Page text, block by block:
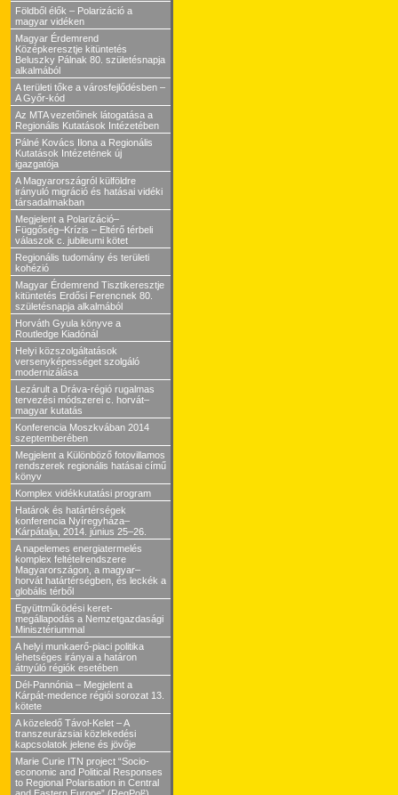
Földből élők – Polarizáció a
magyar vidéken
Magyar Érdemrend
Középkeresztje kitüntetés
Beluszky Pálnak 80. születésnapja
alkalmából
A területi tőke a városfejlődésben –
A Győr-kód
Az MTA vezetőinek látogatása a
Regionális Kutatások Intézetében
Pálné Kovács Ilona a Regionális
Kutatások Intézetének új
igazgatója
A Magyarországról külföldre
irányuló migráció és hatásai vidéki
társadalmakban
Megjelent a Polarizáció–
Függőség–Krízis – Eltérő térbeli
válaszok c. jubileumi kötet
Regionális tudomány és területi
kohézió
Magyar Érdemrend Tisztikeresztje
kitüntetés Erdősi Ferencnek 80.
születésnapja alkalmából
Horváth Gyula könyve a
Routledge Kiadónál
Helyi közszolgáltatások
versenyképességet szolgáló
modernizálása
Lezárult a Dráva-régió rugalmas
tervezési módszerei c. horvát–
magyar kutatás
Konferencia Moszkvában 2014
szeptemberében
Megjelent a Különböző fotovillamos
rendszerek regionális hatásai című
könyv
Komplex vidékkutatási program
Határok és határtérségek
konferencia Nyíregyháza–
Kárpátalja, 2014. június 25–26.
A napelemes energiatermelés
komplex feltételrendszere
Magyarországon, a magyar–
horvát határtérségben, és leckék a
globális térből
Együttműködési keret-
megállapodás a Nemzetgazdasági
Minisztériummal
A helyi munkaerő-piaci politika
lehetséges irányai a határon
átnyúló régiók esetében
Dél-Pannónia – Megjelent a
Kárpát-medence régiói sorozat 13.
kötete
A közeledő Távol-Kelet – A
transzeurázsiai közlekedési
kapcsolatok jelene és jövője
Marie Curie ITN project “Socio-
economic and Political Responses
to Regional Polarisation in Central